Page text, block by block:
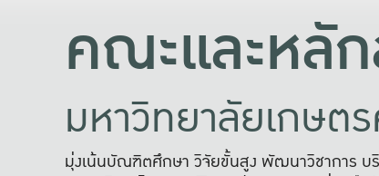
คณะและหลั
มหาวิทยาลัยเกษต
มุ่งเน้นบัณฑิตศึกษา วิจัยขั้นสูง พัฒนาวิชาการ บ